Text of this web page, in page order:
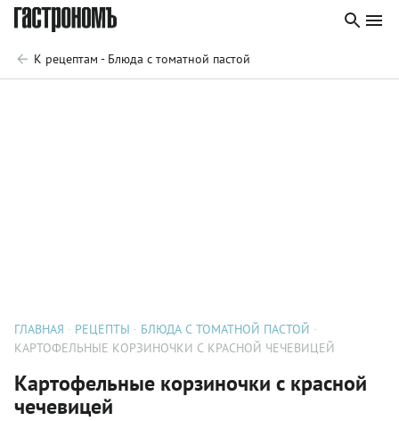
К рецептам - Блюда с томатной пастой
ГЛАВНАЯ РЕЦЕПТЫ
БЛЮДА С ТОМАТНОЙ ПАСТОЙ
КАРТОФЕЛЬНЫЕ КОРЗИНОЧКИ С КРАСНОЙ ЧЕЧЕВИЦЕЙ
Картофельные корзиночки с красной
чечевицей